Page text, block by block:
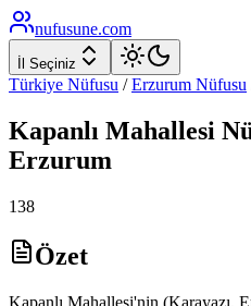
nufusune.com
İl Seçiniz
Türkiye Nüfusu / Erzurum Nüfusu
Kapanlı Mahallesi
Erzurum
138
Özet
Kapanlı Mahallesi'nin (Karayazı,